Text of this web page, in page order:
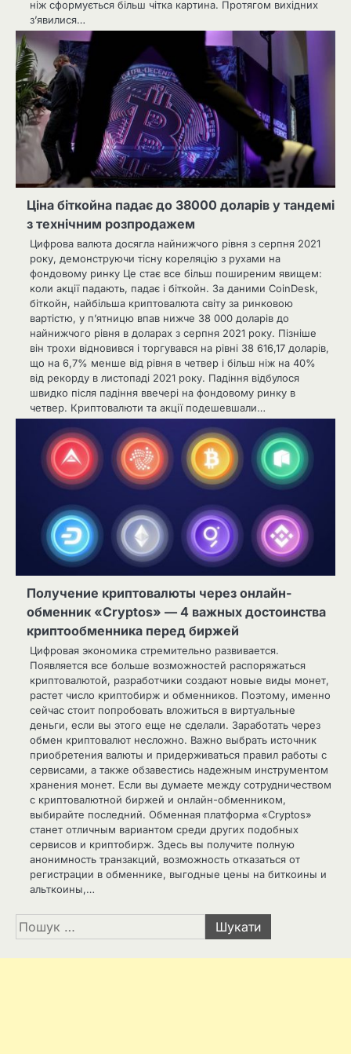
ніж сформується більш чітка картина. Протягом вихідних
з’явилися…
Ціна біткойна падає до 38000 доларів у тандемі
з технічним розпродажем
Цифрова валюта досягла найнижчого рівня з серпня 2021
року, демонструючи тісну кореляцію з рухами на
фондовому ринку Це стає все більш поширеним явищем:
коли акції падають, падає і біткойн. За даними CoinDesk,
біткойн, найбільша криптовалюта світу за ринковою
вартістю, у п’ятницю впав нижче 38 000 доларів до
найнижчого рівня в доларах з серпня 2021 року. Пізніше
він трохи відновився і торгувався на рівні 38 616,17 доларів,
що на 6,7% менше від рівня в четвер і більш ніж на 40%
від рекорду в листопаді 2021 року. Падіння відбулося
швидко після падіння ввечері на фондовому ринку в
четвер. Криптовалюти та акції подешевшали…
Получение криптовалюты через онлайн-
обменник «Cryptos» — 4 важных достоинства
криптообменника перед биржей
Цифровая экономика стремительно развивается.
Появляется все больше возможностей распоряжаться
криптовалютой, разработчики создают новые виды монет,
растет число криптобирж и обменников. Поэтому, именно
сейчас стоит попробовать вложиться в виртуальные
деньги, если вы этого еще не сделали. Заработать через
обмен криптовалют несложно. Важно выбрать источник
приобретения валюты и придерживаться правил работы с
сервисами, а также обзавестись надежным инструментом
хранения монет. Если вы думаете между сотрудничеством
с криптовалютной биржей и онлайн-обменником,
выбирайте последний. Обменная платформа «Cryptos»
станет отличным вариантом среди других подобных
сервисов и криптобирж. Здесь вы получите полную
анонимность транзакций, возможность отказаться от
регистрации в обменнике, выгодные цены на биткоины и
альткоины,…
Пошук: